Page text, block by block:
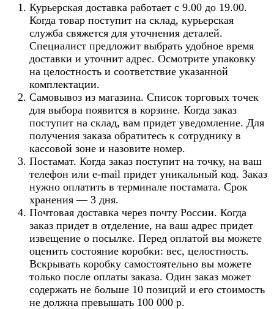
Курьерская доставка работает с 9.00 до 19.00.
Когда товар поступит на склад, курьерская
служба свяжется для уточнения деталей.
Специалист предложит выбрать удобное время
доставки и уточнит адрес. Осмотрите упаковку
на целостность и соответствие указанной
комплектации.
Самовывоз из магазина. Список торговых точек
для выбора появится в корзине. Когда заказ
поступит на склад, вам придет уведомление. Для
получения заказа обратитесь к сотруднику в
кассовой зоне и назовите номер.
Постамат. Когда заказ поступит на точку, на ваш
телефон или e-mail придет уникальный код. Заказ
нужно оплатить в терминале постамата. Срок
хранения — 3 дня.
Почтовая доставка через почту России. Когда
заказ придет в отделение, на ваш адрес придет
извещение о посылке. Перед оплатой вы можете
оценить состояние коробки: вес, целостность.
Вскрывать коробку самостоятельно вы можете
только после оплаты заказа. Один заказ может
содержать не больше 10 позиций и его стоимость
не должна превышать 100 000 р.